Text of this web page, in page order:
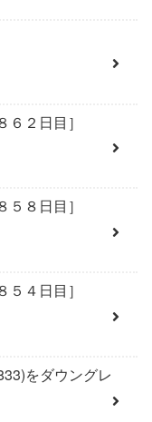
２日目］
８日目］
４日目］
をダウングレ